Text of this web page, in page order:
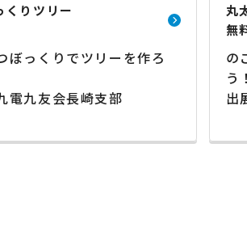
くりツリー
ぼっくりでツリーを作ろ
電九友会長崎支部
丸
無
の
う
出